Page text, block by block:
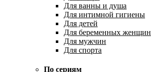
Для ванны и душа
Для интимной гигиены
Для детей
Для беременных женщин
Для мужчин
Для спорта
По сериям